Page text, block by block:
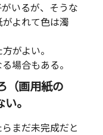
いるが、そうな
よれて色は濁
がよい。
場合もある。
（画用紙の
。
まだ未完成だと